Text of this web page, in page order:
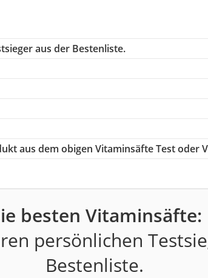
aus der Bestenliste.
aus dem obigen Vitaminsäfte Test oder
besten Vitaminsäfte:
persönlichen
Bestenliste.